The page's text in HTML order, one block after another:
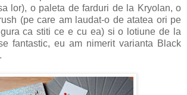
lor), o paleta de farduri de la Kryolan, o
(pe care am laudat-o de atatea ori pe
ca stiti ce e cu ea) si o lotiune de la
fantastic, eu am nimerit varianta Black